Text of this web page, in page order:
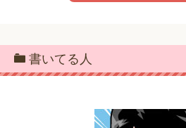
書いてる人